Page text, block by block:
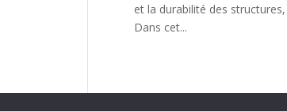
et la durabilité des
Dans cet...